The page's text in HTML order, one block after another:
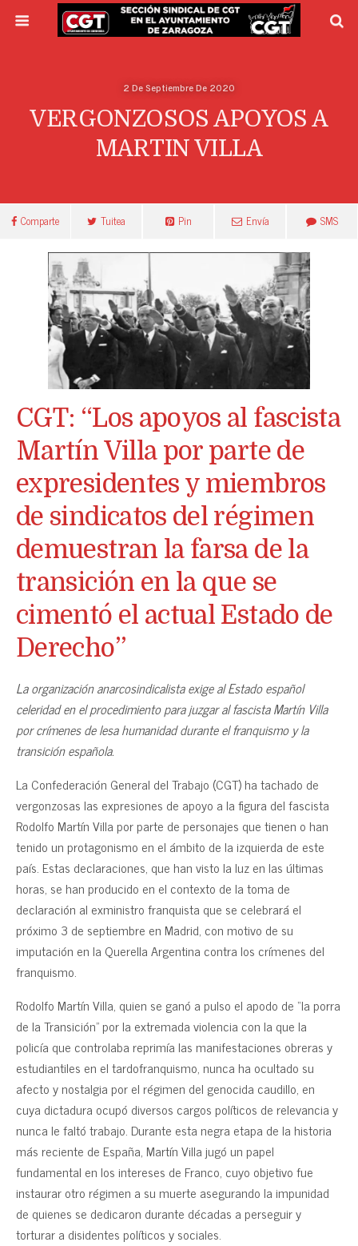
2 De Septiembre De 2020
VERGONZOSOS APOYOS A
MARTIN VILLA
Comparte Tuitea Pin Envía SMS
CGT: “Los apoyos al fascista
Martín Villa por parte de
expresidentes y miembros
de sindicatos del régimen
demuestran la farsa de la
transición en la que se
cimentó el actual Estado de
Derecho”
La organización anarcosindicalista exige al Estado español
celeridad en el procedimiento para juzgar al fascista Martín Villa
por crímenes de lesa humanidad durante el franquismo y la
transición española.
La Confederación General del Trabajo (CGT) ha tachado de
vergonzosas las expresiones de apoyo a la figura del fascista
Rodolfo Martín Villa por parte de personajes que tienen o han
tenido un protagonismo en el ámbito de la izquierda de este
país. Estas declaraciones, que han visto la luz en las últimas
horas, se han producido en el contexto de la toma de
declaración al exministro franquista que se celebrará el
próximo 3 de septiembre en Madrid, con motivo de su
imputación en la Querella Argentina contra los crímenes del
franquismo.
Rodolfo Martín Villa, quien se ganó a pulso el apodo de “la porra
de la Transición” por la extremada violencia con la que la
policía que controlaba reprimía las manifestaciones obreras y
estudiantiles en el tardofranquismo, nunca ha ocultado su
afecto y nostalgia por el régimen del genocida caudillo, en
cuya dictadura ocupó diversos cargos políticos de relevancia y
nunca le faltó trabajo. Durante esta negra etapa de la historia
más reciente de España, Martín Villa jugó un papel
fundamental en los intereses de Franco, cuyo objetivo fue
instaurar otro régimen a su muerte asegurando la impunidad
de quienes se dedicaron durante décadas a perseguir y
torturar a disidentes políticos y sociales.